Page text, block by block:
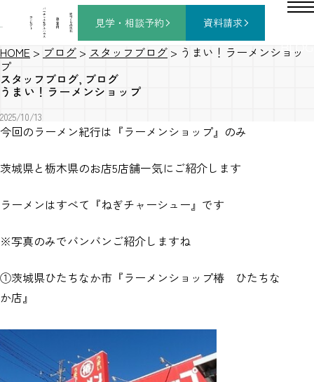
コ
ン
セ
プ
ト
バ
ー
チ
ャ
ル
モ
デ
ル
ハ
ウ
ス
施
工
事
例
家
づ
く
り
の
流
れ
見学・相談予約 資料請求
BLOG
HOME > ブログ > スタッフブログ > うまい！ラーメンショッ
プ
スタッフブログ, ブログ
うまい！ラーメンショップ
2025/10/13
今回のラーメン紀行は『ラーメンショップ』のみ
茨城県と栃木県のお店5店舗一気にご紹介します
ラーメンはすべて『ねぎチャーシュー』です
※写真のみでバンバンご紹介しますね
①茨城県ひたちなか市『ラーメンショップ椿 ひたちな
か店』